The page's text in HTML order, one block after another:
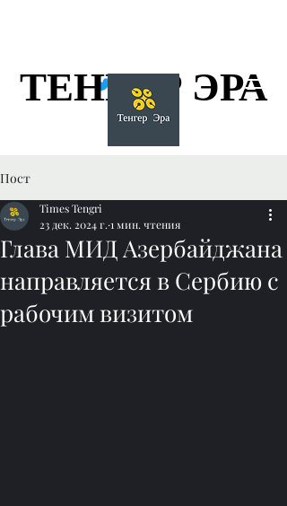
ТЕНГЕР ЭРА
ТЕНГЕР ЭРА
Пост
Глава МИД Азербайджана
направляется в Сербию с
рабочим визитом
Times Tengri
23 дек. 2024 г. 1 мин. чтения